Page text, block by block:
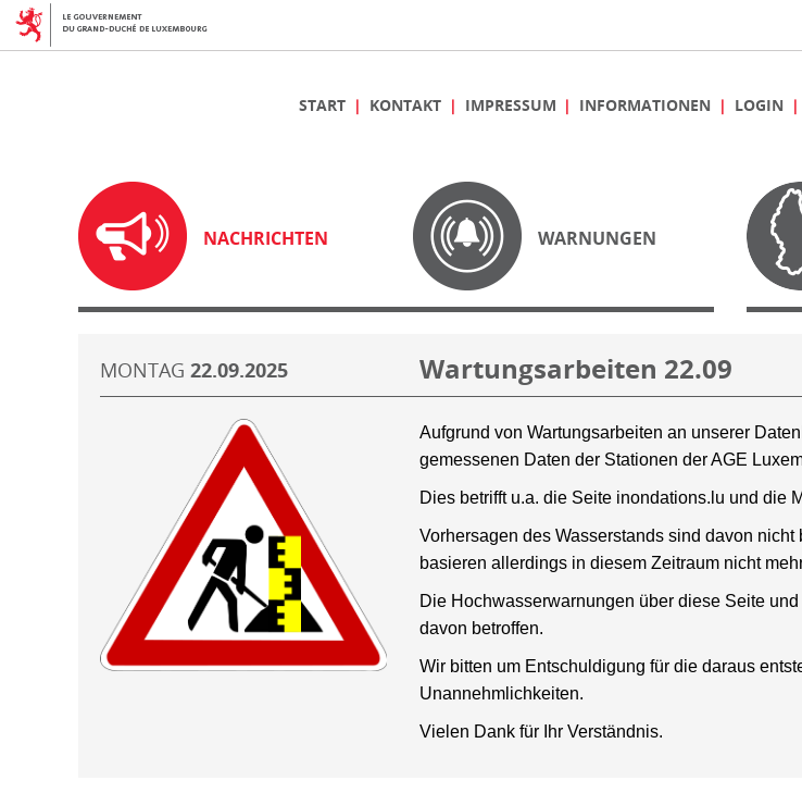
START KONTAKT IMPRESSUM INFORMATIONEN LOGIN
NACHRICHTEN WARNUNGEN
MONTAG 22.09.2025 Wartungsarbeiten 22.09
Aufgrund von Wartungsarbeiten an unserer
gemessenen Daten der Stationen der AGE
Dies betrifft u.a. die Seite inondations.lu und die
Vorhersagen des Wasserstands sind davon
basieren allerdings in diesem Zeitraum nicht
Die Hochwasserwarnungen über diese Seite
davon betroffen.
Wir bitten um Entschuldigung für die daraus
Unannehmlichkeiten.
Vielen Dank für Ihr Verständnis.